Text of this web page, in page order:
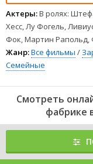
Актеры:В ролях:
Хесс, Лу Фогель,
Фок, Мартин Рапольд,
Жанр:Все фильмы /
Семейные
Смотреть
фабрике